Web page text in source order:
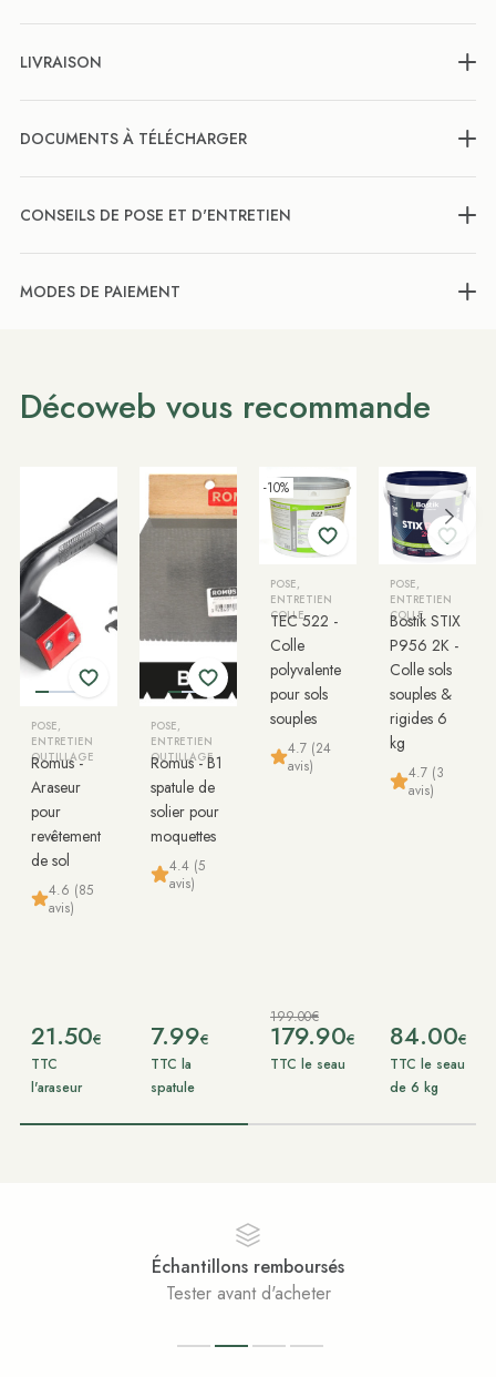
LIVRAISON
DOCUMENTS À TÉLÉCHARGER
CONSEILS DE POSE ET D'ENTRETIEN
MODES DE PAIEMENT
Décoweb vous recommande
POSE,
ENTRETIEN
OUTILLAGE
Romus -
Araseur
pour
revêtement
de sol
4.6 (85
avis)
21.50€
TTC
l'araseur
POSE,
ENTRETIEN
OUTILLAGE
Romus - B1
spatule de
solier pour
moquettes
4.4 (5
avis)
7.99€
TTC la
spatule
-10%
POSE,
ENTRETIEN
COLLE
TEC 522 -
Colle
polyvalente
pour sols
souples
4.7 (24
avis)
199.00€
179.90€
TTC le seau
POSE,
ENTRETIEN
COLLE
Bostik STIX
P956 2K -
Colle sols
souples &
rigides 6
kg
4.7 (3
avis)
84.00€
TTC le seau
de 6 kg